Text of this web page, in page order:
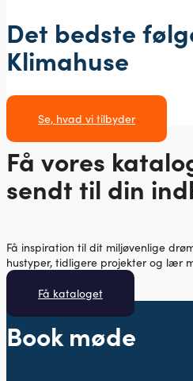
Det bedste
Klimahuse
Se, hvad vi tilbyder
Få vores
sendt til din
Få inspiration til dit miljøvenlige
hustyper, tidligere projekter og lær
Få kataloget
Book møde